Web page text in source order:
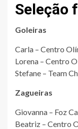
Seleção
Goleiras
Carla – Centro
Lorena – Centro
Stefane – Team
Zagueiras
Giovanna – Foz
Beatriz – Centro